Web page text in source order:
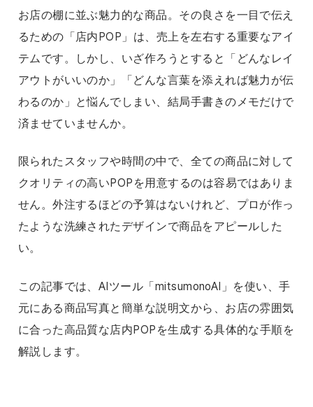
お店の棚に並ぶ魅力的な商品。その良さを一目で伝え
るための「店内POP」は、売上を左右する重要なアイ
テムです。しかし、いざ作ろうとすると「どんなレイ
アウトがいいのか」「どんな言葉を添えれば魅力が伝
わるのか」と悩んでしまい、結局手書きのメモだけで
済ませていませんか。
限られたスタッフや時間の中で、全ての商品に対して
クオリティの高いPOPを用意するのは容易ではありま
せん。外注するほどの予算はないけれど、プロが作っ
たような洗練されたデザインで商品をアピールした
い。
この記事では、AIツール「mitsumonoAI」を使い、手
元にある商品写真と簡単な説明文から、お店の雰囲気
に合った高品質な店内POPを生成する具体的な手順を
解説します。